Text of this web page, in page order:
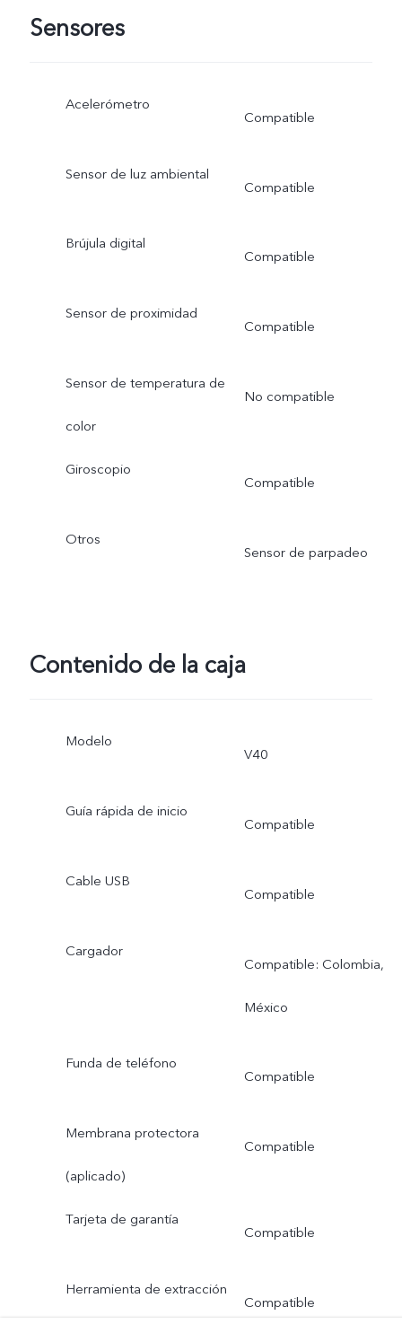
Sensores
Acelerómetro
Compatible
Sensor de luz ambiental
Compatible
Brújula digital
Compatible
Sensor de proximidad
Compatible
Sensor de temperatura de
color
No compatible
Giroscopio
Compatible
Otros
Sensor de parpadeo
Contenido de la caja
Modelo
V40
Guía rápida de inicio
Compatible
Cable USB
Compatible
Cargador
Compatible: Colombia,
México
Funda de teléfono
Compatible
Membrana protectora
(aplicado)
Compatible
Tarjeta de garantía
Compatible
Herramienta de extracción
Compatible